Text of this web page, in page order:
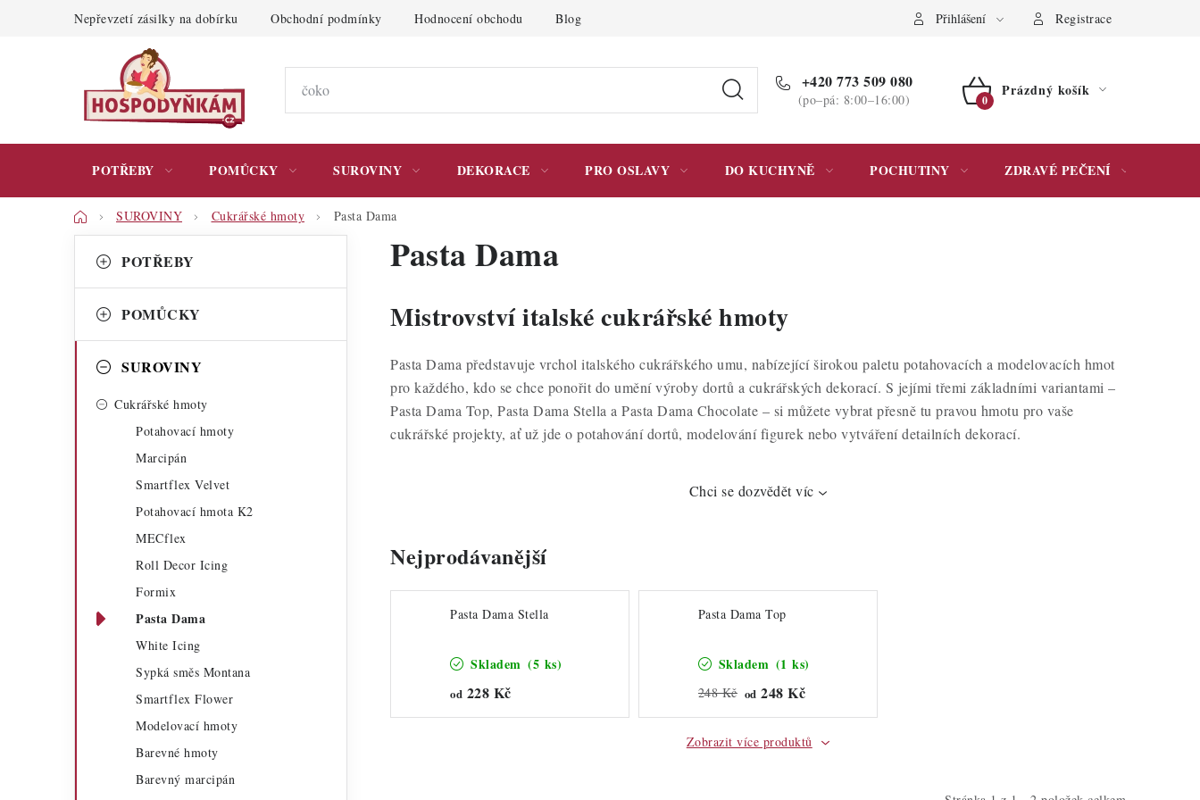
Nepřevzetí zásilky na dobírku Obchodní podmínky Hodnocení obchodu Blog Podmínky ochrany osobních údajů Přihlášení Registrace
+420 773 509 080
(po–pá: 8:00–16:00)
NÁKUPNÍ
Prázdný košík
POTŘEBY POMŮCKY SUROVINY DEKORACE PRO OSLAVY DO KUCHYNĚ POCHUTINY ZDRAVÉ PEČENÍ
DomůSUROVINY Cukrářské hmoty Pasta Dama
o
t
kategorie
a
e
POTŘEBY
POMŮCKY
SUROVINY
Cukrářské hmoty
Potahovací hmoty
Marcipán
Smartflex Velvet
Potahovací hmota K2
MECflex
Roll Decor Icing
Formix
Pasta Dama
White Icing
Sypká směs Montana
Smartflex Flower
Modelovací hmoty
Barevné hmoty
Barevný marcipán
Pasta Dama
Mistrovství italské cukrářské hmoty
Pasta Dama představuje vrchol italského cukrářského umu, nabízející širokou paletu potahovacích a modelovacích hmot
pro každého, kdo se chce ponořit do umění výroby dortů a cukrářských dekorací. S jejími třemi základními variantami –
Pasta Dama Top, Pasta Dama Stella a Pasta Dama Chocolate – si můžete vybrat přesně tu pravou hmotu pro vaše
cukrářské projekty, ať už jde o potahování dortů, modelování figurek nebo vytváření detailních dekorací.
Chci se dozvědět víc
Nejprodávanější
Pasta Dama Stella
Skladem (5 ks)
od 228 Kč
Pasta Dama Top
Skladem (1 ks)
248 Kč od 248 Kč
Zobrazit více produktů